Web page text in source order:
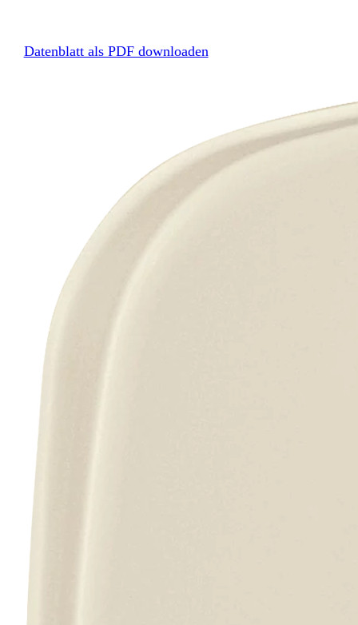
Datenblatt als PDF downloaden